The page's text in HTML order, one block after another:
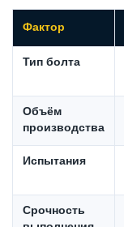
Фактор
Тип болта
Объём
производства
Испытания
Срочность